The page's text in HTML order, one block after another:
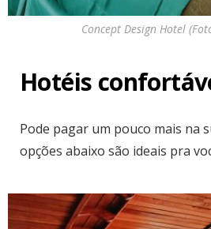
Concept Design Hotel
Hotéis
Pode pagar um pouco mais na
opções abaixo são ideais pra